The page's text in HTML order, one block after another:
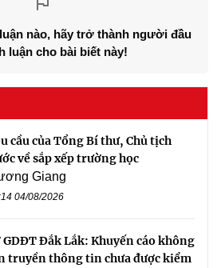
nào, hãy trở thành người đầu
luận cho bài biết này!
cầu của Tổng Bí thư, Chủ tịch
về sắp xếp trường học
Giang
04/08/2026
GDĐT Đắk Lắk: Khuyến cáo không
truyền thông tin chưa được kiểm